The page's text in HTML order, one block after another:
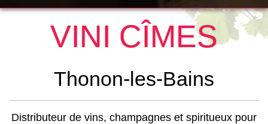
VINI CÎMES
Thonon-les-Bains
Distributeur de vins, champagnes et spiritueux pour